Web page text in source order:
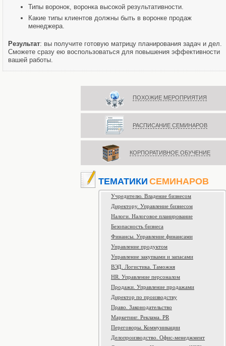
Типы воронок, воронка высокой результативности.
Какие типы клиентов должны быть в воронке продаж
менеджера.
Результат: вы получите готовую матрицу планирования задач и дел.
Сможете сразу ею воспользоваться для повышения эффективности
вашей работы.
ПОХОЖИЕ МЕРОПРИЯТИЯ
РАСПИСАНИЕ СЕМИНАРОВ
КОРПОРАТИВНОЕ ОБУЧЕНИЕ
ТЕМАТИКИ СЕМИНАРОВ
Учредителю. Владение бизнесом
Директору. Управление бизнесом
Налоги. Налоговое планирование
Безопасность бизнеса
Финансы. Управление финансами
Управление продуктом
Управление закупками и запасами
ВЭД. Логистика. Таможня
HR. Управление персоналом
Продажи. Управление продажами
Директор по производству
Право. Законодательство
Маркетинг. Реклама. PR
Переговоры. Коммуникации
Делопроизводство. Офис-менеджмент